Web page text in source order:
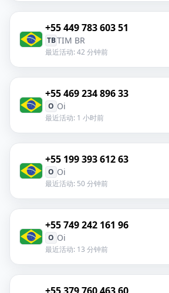
+55 449 783 603 51
TBTIM BR
最近活动: 42 分钟前
+55 469 234 896 33
O Oi
最近活动: 1 小时前
+55 199 393 612 63
O Oi
最近活动: 50 分钟前
+55 749 242 161 96
O Oi
最近活动: 13 分钟前
+55 379 760 463 60